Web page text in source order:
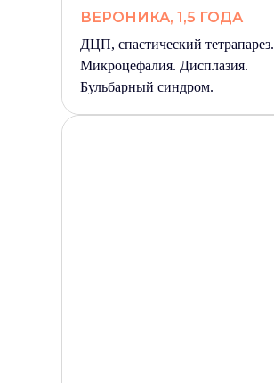
ВЕРОНИКА, 1,5 ГОДА
ДЦП, спастический тетрапарез.
Микроцефалия. Дисплазия.
Бульбарный синдром.